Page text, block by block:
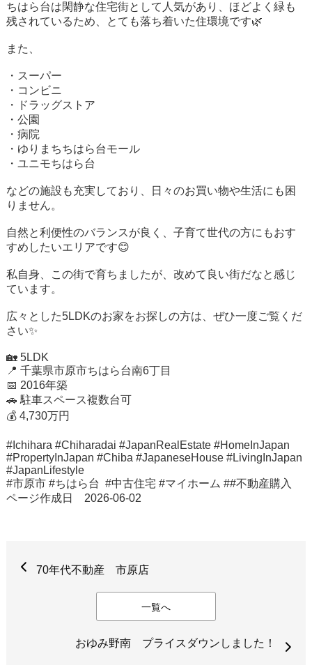
ちはら台は閑静な住宅街として人気があり、ほどよく緑も
残されているため、とても落ち着いた住環境です🌿
また、
・スーパー
・コンビニ
・ドラッグストア
・公園
・病院
・ゆりまちちはら台モール
・ユニモちはら台
などの施設も充実しており、日々のお買い物や生活にも困
りません。
自然と利便性のバランスが良く、子育て世代の方にもおす
すめしたいエリアです😊
私自身、この街で育ちましたが、改めて良い街だなと感じ
ています。
広々とした5LDKのお家をお探しの方は、ぜひ一度ご覧くだ
さい✨
🏡 5LDK
📍 千葉県市原市ちはら台南6丁目
📅 2016年築
🚗 駐車スペース複数台可
💰 4,730万円
#Ichihara #Chiharadai #JapanRealEstate #HomeInJapan
#PropertyInJapan #Chiba #JapaneseHouse #LivingInJapan
#JapanLifestyle
#市原市 #ちはら台 #中古住宅 #マイホーム ##不動産購入
ページ作成日 2026-06-02
70年代不動産 市原店
一覧へ
おゆみ野南 プライスダウンしました！